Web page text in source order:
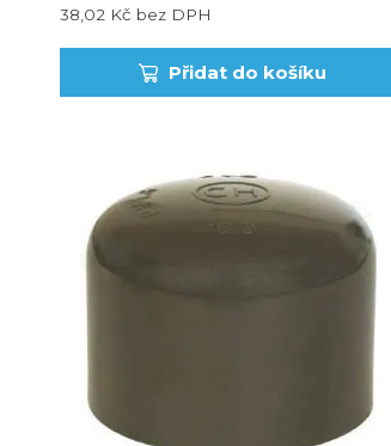
potrubních dílů.
38,02 Kč bez DPH
Přidat do košíku